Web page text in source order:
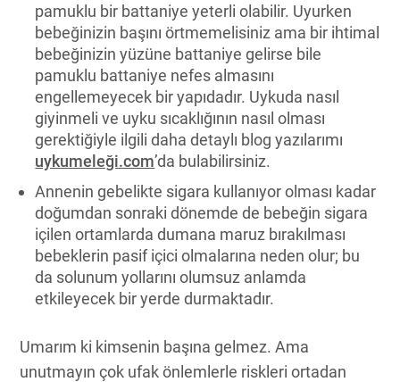
pamuklu bir battaniye yeterli olabilir. Uyurken
bebeğinizin başını örtmemelisiniz ama bir ihtimal
bebeğinizin yüzüne battaniye gelirse bile
pamuklu battaniye nefes almasını
engellemeyecek bir yapıdadır. Uykuda nasıl
giyinmeli ve uyku sıcaklığının nasıl olması
gerektiğiyle ilgili daha detaylı blog yazılarımı
uykumeleği.com’da bulabilirsiniz.
Annenin gebelikte sigara kullanıyor olması kadar
doğumdan sonraki dönemde de bebeğin sigara
içilen ortamlarda dumana maruz bırakılması
bebeklerin pasif içici olmalarına neden olur; bu
da solunum yollarını olumsuz anlamda
etkileyecek bir yerde durmaktadır.
Umarım ki kimsenin başına gelmez. Ama
unutmayın çok ufak önlemlerle riskleri ortadan